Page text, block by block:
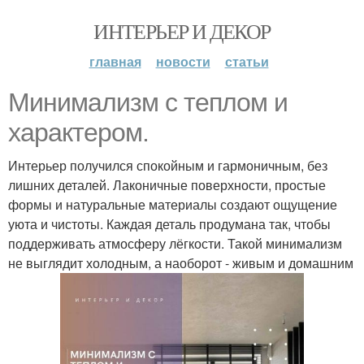
ИНТЕРЬЕР И ДЕКОР
главная новости статьи
Минимализм с теплом и
характером.
Интерьер получился спокойным и гармоничным, без
лишних деталей. Лаконичные поверхности, простые
формы и натуральные материалы создают ощущение
уюта и чистоты. Каждая деталь продумана так, чтобы
поддерживать атмосферу лёгкости. Такой минимализм
не выглядит холодным, а наоборот - живым и домашним